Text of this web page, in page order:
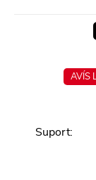
AVÍS
Suport: